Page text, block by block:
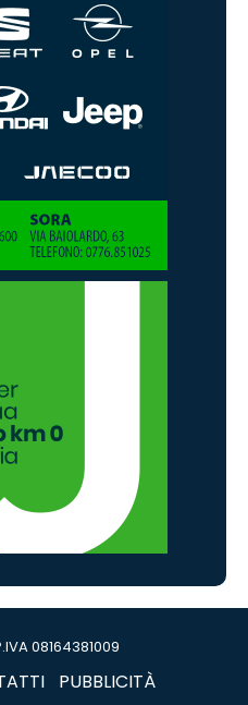
08164381009
PUBBLICITÀ